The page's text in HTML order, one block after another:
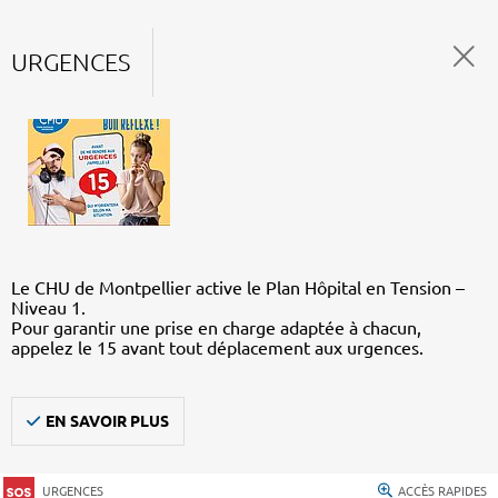
URGENCES
Le CHU de Montpellier active le Plan Hôpital en Tension –
Niveau 1.
Pour garantir une prise en charge adaptée à chacun,
appelez le 15 avant tout déplacement aux urgences.
EN SAVOIR PLUS
URGENCES ACCÈS RAPIDES